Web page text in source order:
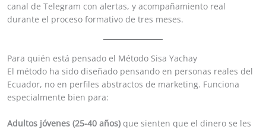
canal de Telegram con alertas, y acompañamiento real
durante el proceso formativo de tres meses.
Para quién está pensado el Método Sisa Yachay
El método ha sido diseñado pensando en personas reales del
Ecuador, no en perfiles abstractos de marketing. Funciona
especialmente bien para:
Adultos jóvenes (25-40 años) que sienten que el dinero se les